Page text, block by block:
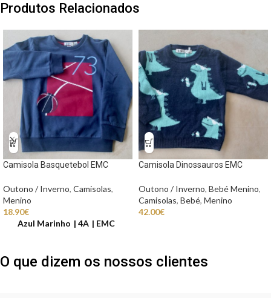
Produtos Relacionados
Camisola Basquetebol EMC
Outono / Inverno, Camisolas,
Menino
18.90€
Azul Marinho
4A EMC
Camisola Dinossauros EMC
Outono / Inverno, Bebé Menino,
Camisolas, Bebé, Menino
42.00€
O que dizem os nossos clientes